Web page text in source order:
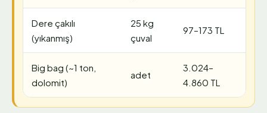
Dere çakılı
(yıkanmış)
25 kg
çuval
97–173 TL
Big bag (~1 ton,
dolomit)
adet
3.024–
4.860 TL